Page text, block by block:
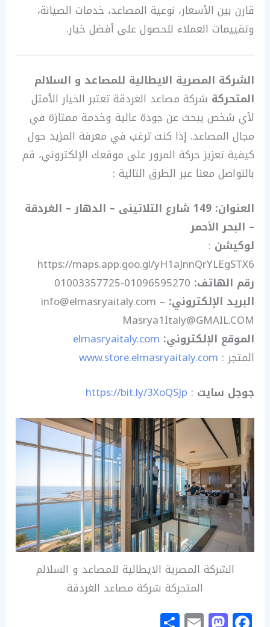
قارن بين الأسعار، نوعية المصاعد، خدمات الصيانة،
وتقييمات العملاء للحصول على أفضل خيار.
الشركة المصرية الايطالية للمصاعد و السلالم
المتحركة شركة مصاعد الغردقة تعتبر الخيار الأمثل
لأي شخص يبحث عن جودة عالية وخدمة ممتازة في
مجال المصاعد. إذا كنت ترغب في معرفة المزيد حول
كيفية تعزيز حركة المرور على موقعك الإلكتروني، قم
بالتواصل معنا عبر الطرق التالية :
العنوان
: 149 شارع التلاتينى – الدهار – الغردقة
– البحر الأحمر
لوكيشن :
https://maps.app.goo.gl/yH1aJnnQrYLEgSTX6
رقم الهاتف:
البريد الإلكتروني:
info@elmasryaitaly.com –
Masrya1Italy@GMAIL.COM
الموقع الإلكتروني:
elmasryaitaly.com
المتجر : www.store.elmasryaitaly.com
جوجل سايت :
https://bit.ly/3XoQSJp
الشركة المصرية الايطالية للمصاعد و السلالم
المتحركة شركة مصاعد الغردقة